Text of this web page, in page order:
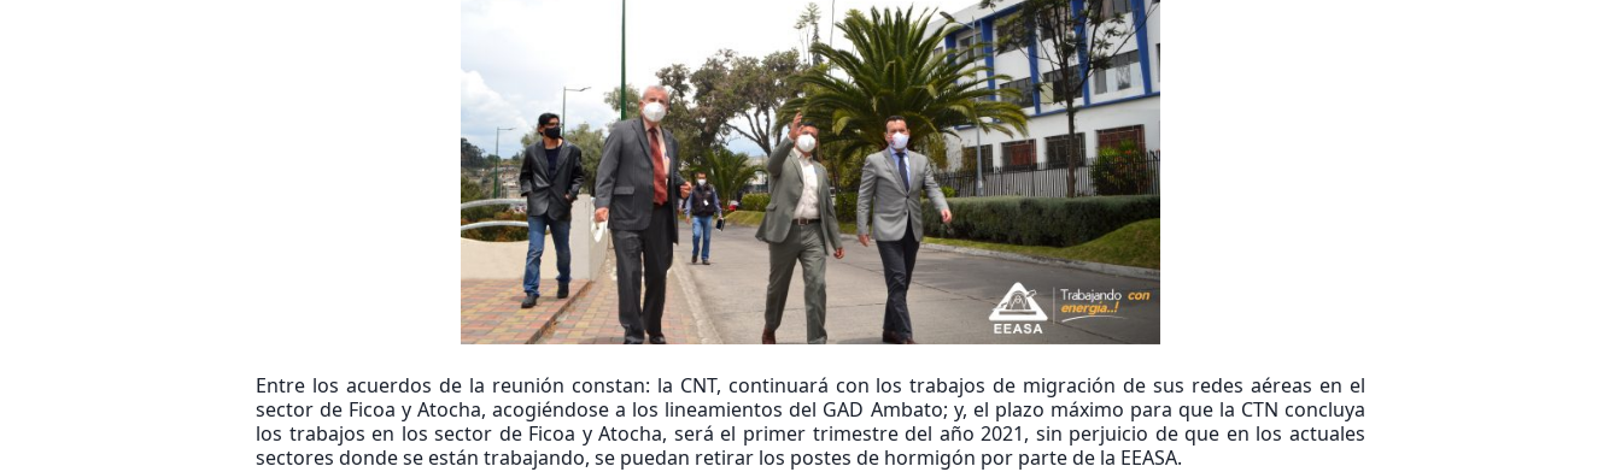
Entre los acuerdos de la reunión constan: la CNT, continuará con los trabajos de migración de sus redes aéreas en el
sector de Ficoa y Atocha, acogiéndose a los lineamientos del GAD Ambato; y, el plazo máximo para que la CTN concluya
los trabajos en los sector de Ficoa y Atocha, será el primer trimestre del año 2021, sin perjuicio de que en los actuales
sectores donde se están trabajando, se puedan retirar los postes de hormigón por parte de la EEASA.